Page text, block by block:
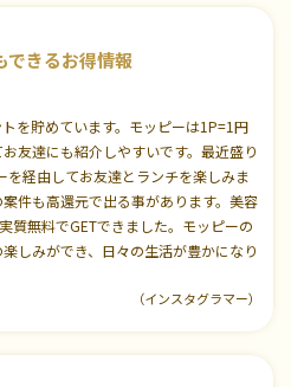
できるお得情報
を貯めています。モッピーは1P=1円
友達にも紹介しやすいです。最近盛り
を経由してお友達とランチを楽しみま
件も高還元で出る事があります。美容
質無料でGETできました。モッピーの
しみができ、日々の生活が豊かになり
（インスタグラマー）